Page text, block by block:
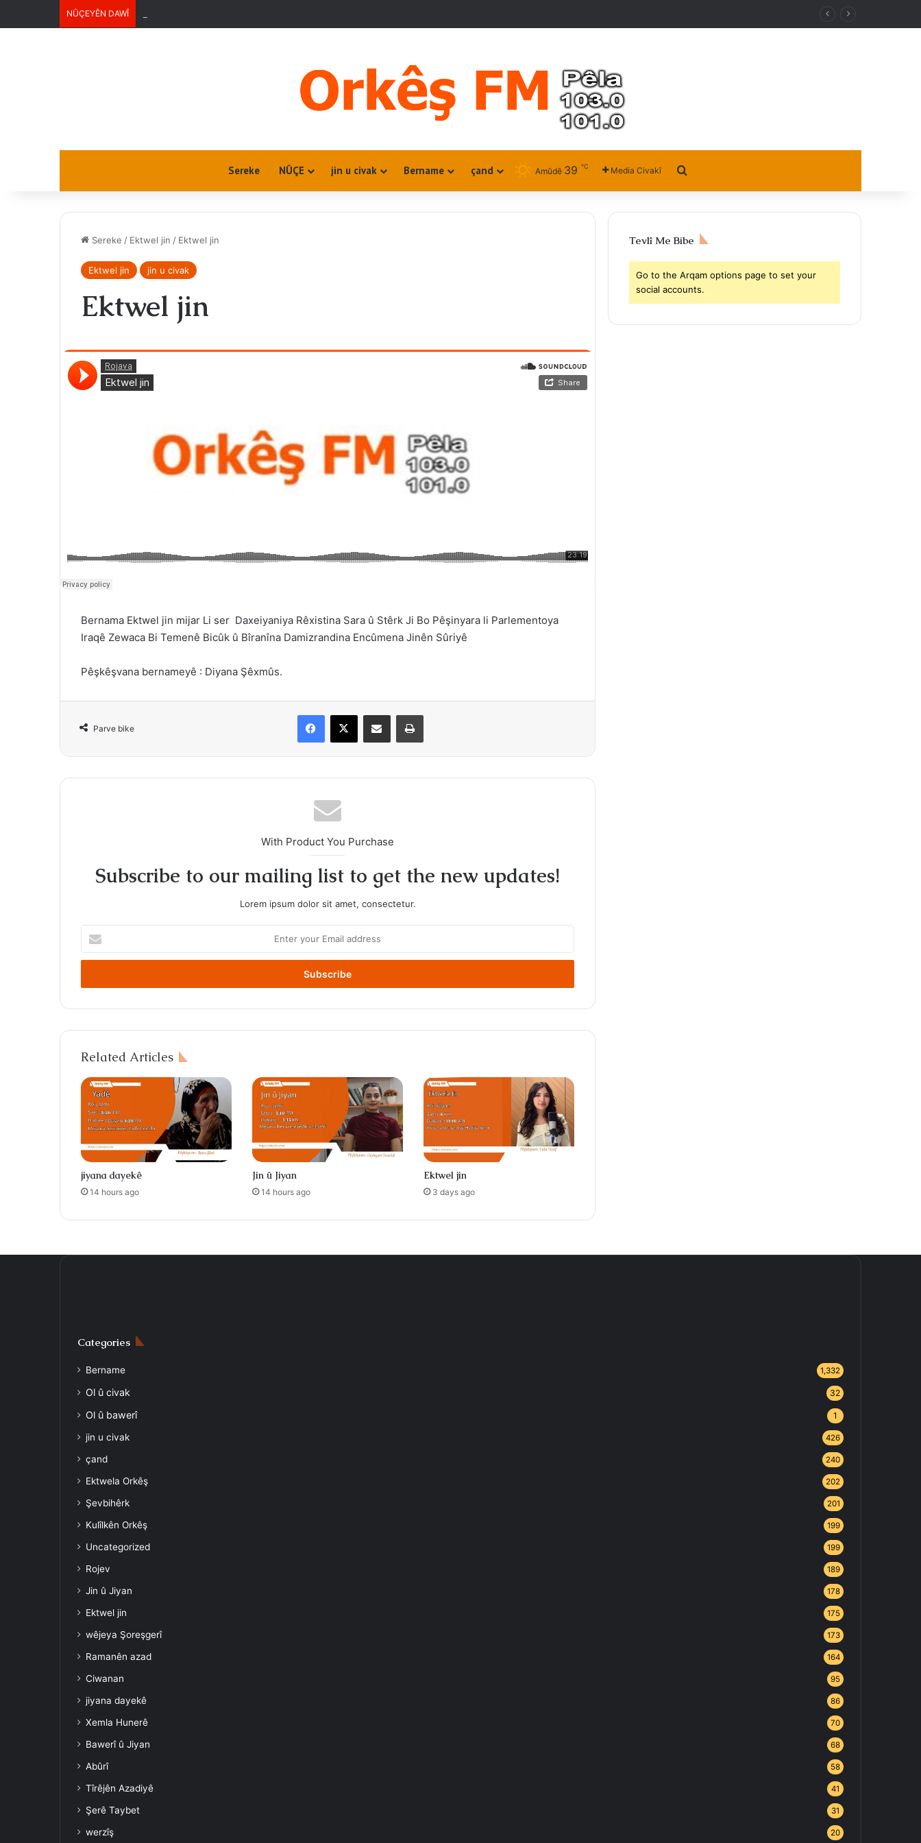
NÛÇEYÊN DAWÎ
Sereke NÛÇE jin u civak Bername çand Amûdê 39 ℃ Media Civakî
Sereke / Ektwel jin / Ektwel jin
Ektwel jin jin u civak
Ektwel jin
Bernama Ektwel jin mijar Li ser Daxeiyaniya Rêxistina Sara û Stêrk Ji Bo Pêşinyara li Parlementoya
Iraqê Zewaca Bi Temenê Bicûk û Bîranîna Damizrandina Encûmena Jinên Sûriyê
Pêşkêşvana bernameyê : Diyana Şêxmûs.
Parve bike
Facebook
X Share via Email Print
With Product You Purchase
Subscribe to our mailing list to get the new updates!
Lorem ipsum dolor sit amet, consectetur.
your
Email
Related Articles
jiyana dayekê
14 hours ago
Jin û Jiyan
14 hours ago
Ektwel jin
3 days ago
Tevlî Me Bibe
Go to the Arqam options page to set your
social accounts.
Categories
Bername 1,332
Ol û civak 32
Ol û bawerî 1
jin u civak 426
çand 240
Ektwela Orkêş 202
Şevbihêrk 201
Kulîlkên Orkêş 199
Uncategorized 199
Rojev 189
Jin û Jiyan 178
Ektwel jin 175
wêjeya Şoreşgerî 173
Ramanên azad 164
Ciwanan 95
jiyana dayekê 86
Xemla Hunerê 70
Bawerî û Jiyan 68
Abûrî 58
Tîrêjên Azadiyê 41
Şerê Taybet 31
werzîş 20